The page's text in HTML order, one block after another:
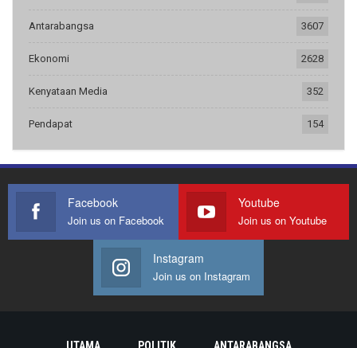
Antarabangsa 3607
Ekonomi 2628
Kenyataan Media 352
Pendapat 154
Facebook
Join us on Facebook
Youtube
Join us on Youtube
Instagram
Join us on Instagram
UTAMA POLITIK ANTARABANGSA